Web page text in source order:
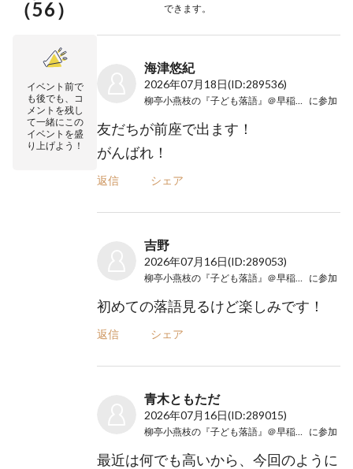
（56） できます。
イベント前で
も後でも、コ
メントを残し
て一緒にこの
イベントを盛
り上げよう！
海津悠紀
2026年07月18日(ID:289536)
に参加
友だちが前座で出ます！
がんばれ！
返信 シェア
吉野
2026年07月16日(ID:289053)
に参加
初めての落語見るけど楽しみです！
返信 シェア
青木ともただ
2026年07月16日(ID:289015)
に参加
最近は何でも高いから、今回のように